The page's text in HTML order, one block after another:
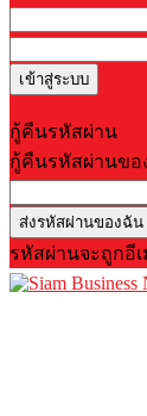
กู้คืนรหัสผ่าน
กู้คืนรหัสผ่านข
รหัสผ่านจะถูกอี